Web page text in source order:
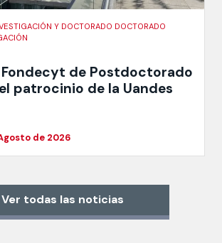
Y DOCTORADO DOCTORADO
Fondecyt de Postdoctorado
patrocinio de la Uandes
de 2026
Ver todas las noticias